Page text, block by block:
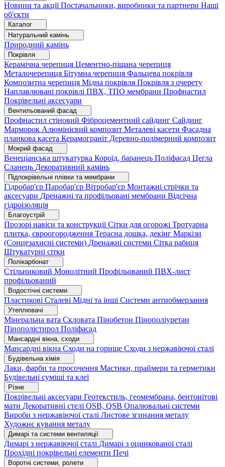
Новини та акціїПостачальники, виробники та партнери Наші
об'єкти
Каталог
Натуральний камінь
Природний камінь
Покрівля
Керамічна черепиця Цементно-піщана черепиця
Металочерепиця Бітумна черепиця Фальцева покрівля
Композитна черепиця Мідна покрівля Покрівля з очерету
Наплавлювані покрівлі ПВХ, ТПО мембрани Профнастил
Покрівельні аксесуари
Вентильований фасад
Профнастил стіновий Фіброцементний сайдинг Сайдинг
Марморок Алюмінієвий композит Металеві касети Фасадна
планкова касета Керамограніт Деревно-полімерний композит
Мокрий фасад
Венеціанська штукатурка Короїд, баранець Поліфасад Цегла
Сланець Декоративний камінь
Підпокрівельні плівки та мембрани
Гідробар'єр Паробар'єр Вітробар'єр Монтажні стрічки та
аксесуари Дренажні та профільовані мембрани Відсічна
гідроізоляція
Благоустрій
Прозорі навіси та конструкціїСітки для огорожі Тротуарна
плитка, євроогородження Терасна дошка, декінг Маркізи
(Сонцезахисні системи) Дренажні системи Сітка рабиця
Штукатурні сітки
Полікарбонат
Стільниковий Монолітний Профільований ПВХ-лист
профільований
Водостічні системи
Пластикові Сталеві Мідні та інші Системи антиобмерзання
Утеплювачі
Мінеральна вата Скловата Пінобетон Пінополіуретан
Пінополістирол Поліфасад
Мансардні вікна, сходи
Мансардні вікна Сходи на горище Сходи з нержавіючої сталі
Будівельна хімія
Лаки, фарби та просочення Мастики, праймери та герметики
Будівельні суміші та клеї
Різне
Покрівельні аксесуари Геотекстиль, геомембрана, бентонітові
мати Декоративні стелі OSB, QSB Опалювальні системи
Вироби з нержавіючої сталі Листове згинання металу
Художнє кування металу
Димарі та системи вентиляції
Димарі з нержавіючої сталі Димарі з оцинкованої сталі
Прохідні покрівельні елементи Печі
Воротні системи, ролети